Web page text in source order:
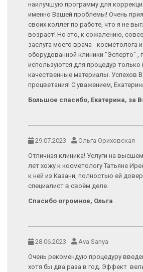
наилучшую программу для
именно Вашей проблемы! Очень
своих коллег по работе, что я не
возраст! Но это, к сожалению,
заслуга моего врача - косметолога
оборудованной клиники "Эсперто" ,
используются для процедур только
качественные материалы. Успехов
процветания! С уважением,
Большое спасибо, Екатерина, за
29.07.2023
Ольга Ориховская
Отличная клиника! Услуги на
лет хожу к косметологу Татьяне
к ней из Казани, полностью ей
специалист в своём деле.
Спасибо огромное, Ольга
28.06.2023
Ava Sanya
Очень рекомендую процедуру
хотя бы два раза в год. Эффект